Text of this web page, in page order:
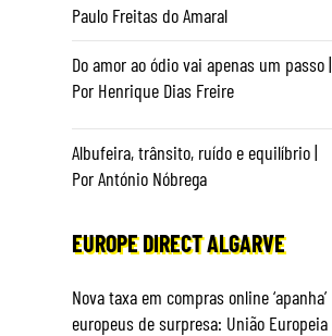
Paulo Freitas do Amaral
Do amor ao ódio vai apenas um passo |
Por Henrique Dias Freire
Albufeira, trânsito, ruído e equilíbrio |
Por António Nóbrega
EUROPE DIRECT ALGARVE
Nova taxa em compras online ‘apanha’
europeus de surpresa: União Europeia